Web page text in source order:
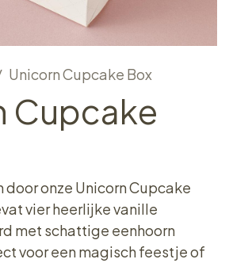
Unicorn Cupcake Box
Cupcake
onze Unicorn Cupcake
vier heerlijke vanille
met schattige eenhoorn
voor een magisch feestje of